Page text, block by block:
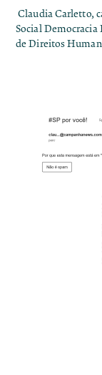
Claudia Carletto,
Social Democracia
de Direitos